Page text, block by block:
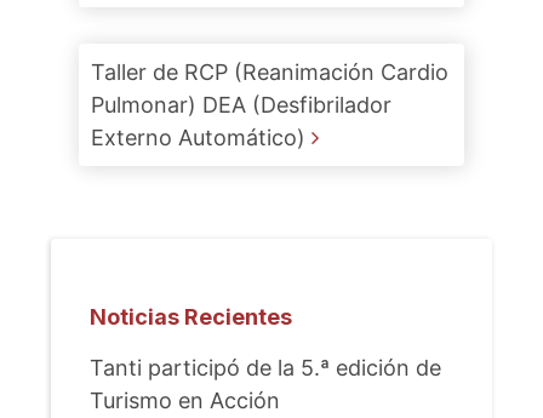
Taller de RCP (Reanimación Cardio
Pulmonar) DEA (Desfibrilador
Externo Automático)
Noticias Recientes
Tanti participó de la 5.ª edición de
Turismo en Acción